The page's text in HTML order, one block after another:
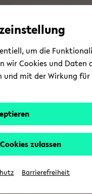
um die
wir Cookies und
und mit der Wirkung
zulassen
Barrierefreiheit